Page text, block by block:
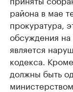
района в мае
прокуратура,
обсуждения
является
кодекса.
должны быть